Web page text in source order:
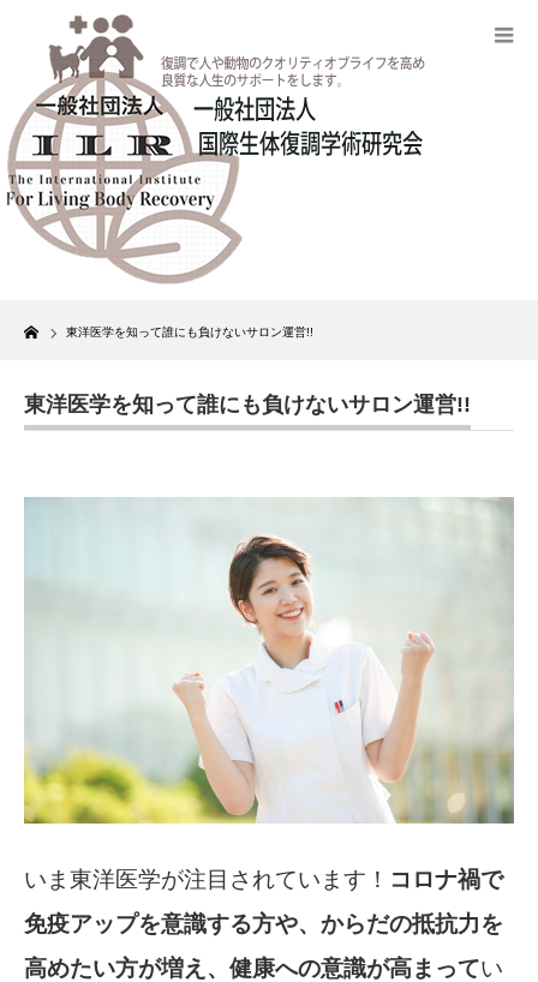
Home
東洋医学を知って誰にも負けないサロン運営!!
東洋医学を知って誰にも負けないサロン運営!!
いま東洋医学が注目されています！ コロナ禍で
免疫アップを意識する方や、からだの抵抗力を
高めたい方が増え、健康への意識が高まってい